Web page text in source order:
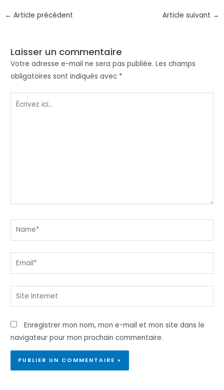
← Article précédent Article suivant →
Laisser un commentaire
Votre adresse e-mail ne sera pas publiée. Les champs
obligatoires sont indiqués avec *
Écrivez
Name*
Email*
Site
Enregistrer mon nom, mon e-mail et mon site dans le
navigateur pour mon prochain commentaire.